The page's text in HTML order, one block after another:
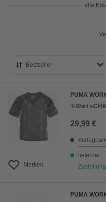
alle
Bestseller
Preis aufsteigend
Preis absteigend
Bewertung
Merken
PUMA
T-Shirt
29,99 €
lieferbar
PUMA